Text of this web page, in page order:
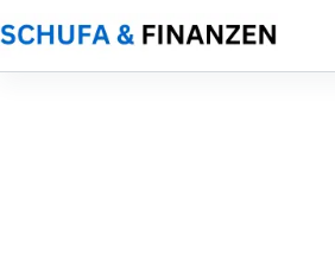
Inhalt
springen